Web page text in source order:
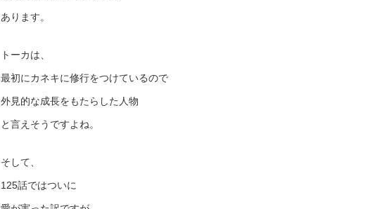
あります。
トーカは、
最初にカネキに修行をつけているので
外見的な成長をもたらした人物
と言えそうですよね。
そして、
125話ではついに